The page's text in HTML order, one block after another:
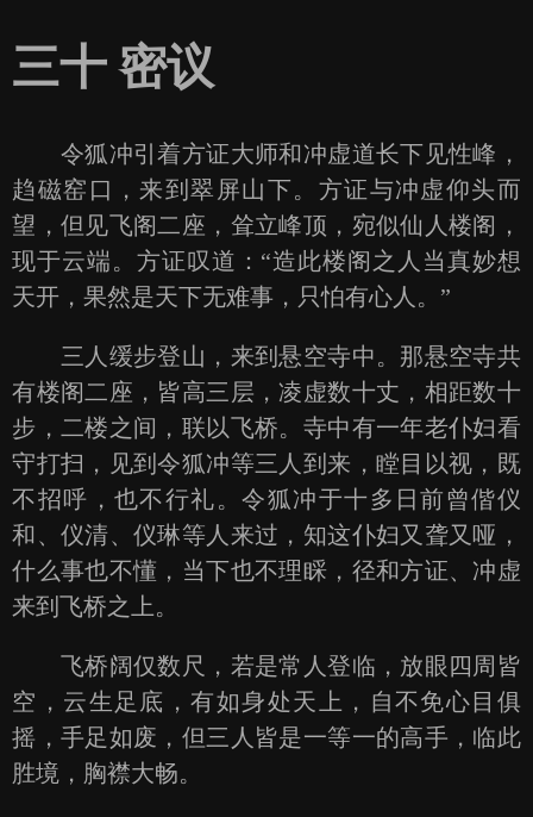
三十 密议
令狐冲引着方证大师和冲虚道长下见性峰，
趋磁窑口，来到翠屏山下。方证与冲虚仰头而
望，但见飞阁二座，耸立峰顶，宛似仙人楼阁，
现于云端。方证叹道：“造此楼阁之人当真妙想
天开，果然是天下无难事，只怕有心人。”
三人缓步登山，来到悬空寺中。那悬空寺共
有楼阁二座，皆高三层，凌虚数十丈，相距数十
步，二楼之间，联以飞桥。寺中有一年老仆妇看
守打扫，见到令狐冲等三人到来，瞠目以视，既
不招呼，也不行礼。令狐冲于十多日前曾偕仪
和、仪清、仪琳等人来过，知这仆妇又聋又哑，
什么事也不懂，当下也不理睬，径和方证、冲虚
来到飞桥之上。
飞桥阔仅数尺，若是常人登临，放眼四周皆
空，云生足底，有如身处天上，自不免心目俱
摇，手足如废，但三人皆是一等一的高手，临此
胜境，胸襟大畅。